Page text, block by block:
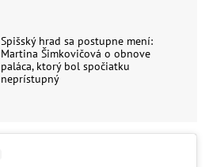
Spišský hrad sa postupne mení:
Martina Šimkovičová o obnove
paláca, ktorý bol spočiatku
neprístupný